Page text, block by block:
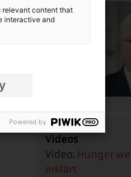
Videos
Video: Hunger
erklärt
relevant content that
interactive and
Powered by